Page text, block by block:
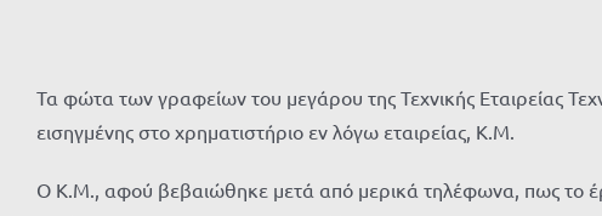
Τα φώτα των γραφείων του μεγάρου της Τεχνικής Εταιρείας
εισηγμένης στο χρηματιστήριο εν λόγω εταιρείας, Κ.Μ.
Ο Κ.Μ., αφού βεβαιώθηκε μετά από μερικά τηλέφωνα, πως το